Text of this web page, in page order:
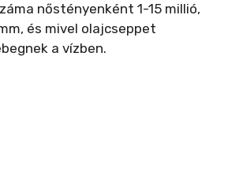
nőstényenként 1-15 millió,
és mivel olajcseppet
a vízben.